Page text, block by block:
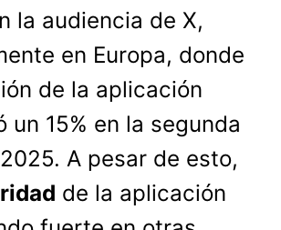
la audiencia de X,
en Europa, donde
de la aplicación
un 15% en la segunda
A pesar de esto,
de la aplicación